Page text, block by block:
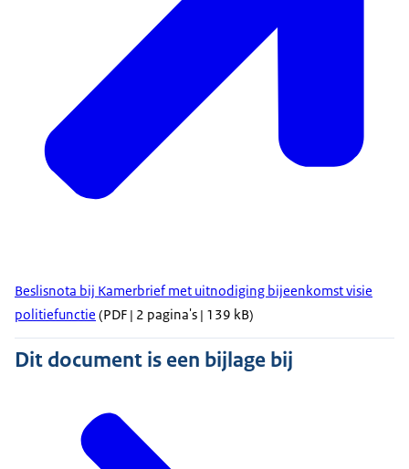
Beslisnota bij Kamerbrief met uitnodiging bijeenkomst visie
politiefunctie (PDF | 2 pagina's | 139 kB)
Dit document is een bijlage bij